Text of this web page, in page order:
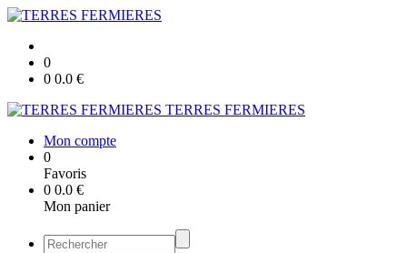
0
0 0.0 €
TERRES FERMIERES
Mon compte
0
Favoris
0 0.0 €
Mon panier